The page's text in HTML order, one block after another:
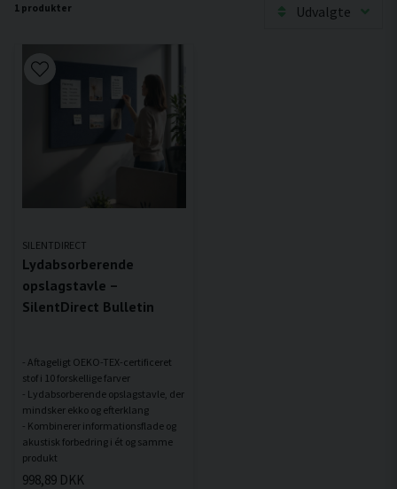
1 produkter Udvalgte
SILENTDIRECT
Lydabsorberende
opslagstavle –
SilentDirect Bulletin
- Aftageligt OEKO-TEX-certificeret
stof i 10 forskellige farver
- Lydabsorberende opslagstavle, der
mindsker ekko og efterklang
- Kombinerer informationsflade og
akustisk forbedring i ét og samme
998,89 DKK